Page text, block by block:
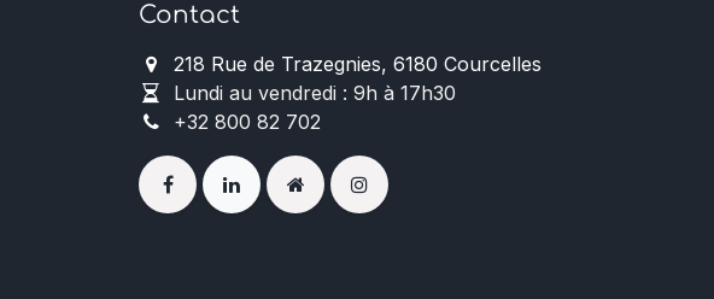
Contact
218 Rue de Trazegnies, 6180 Courcelles
Lundi au vendredi : 9h à 17h30
+32 800 82 702